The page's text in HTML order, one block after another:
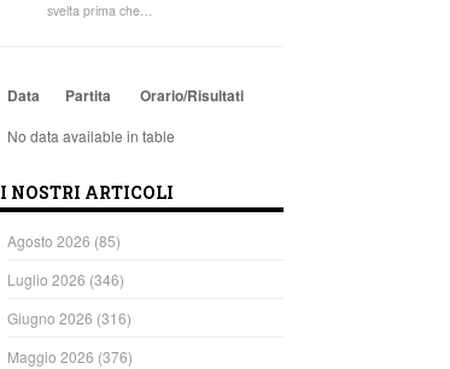
svelta prima che…
Data Partita Orario/Risultati
No data available in table
I NOSTRI ARTICOLI
Agosto 2026 (85)
Luglio 2026 (346)
Giugno 2026 (316)
Maggio 2026 (376)